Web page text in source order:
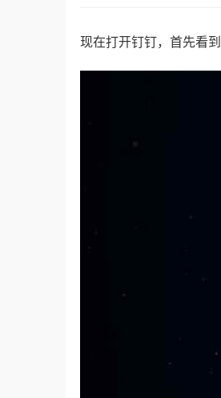
现在打开钉钉，首先看